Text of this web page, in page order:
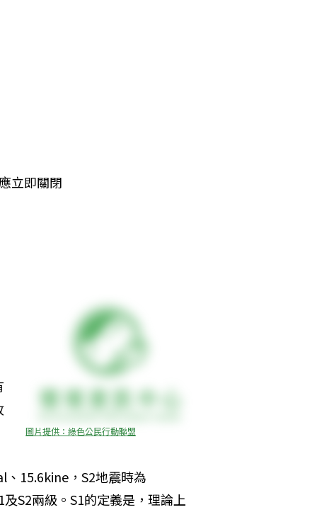
立即關閉
圖片提供：綠色公民行動聯盟
15.6kine，S2地震時為
S2兩級。S1的定義是，理論上